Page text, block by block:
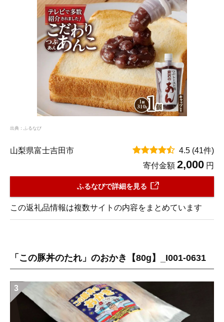
出典：ふるなび
山梨県富士吉田市 4.5 (41件)
寄付金額 2,000 円
ふるなびで詳細を見る
この返礼品情報は複数サイトの内容をまとめています
「この豚丼のたれ」のおかき【80g】_I001-0631
3